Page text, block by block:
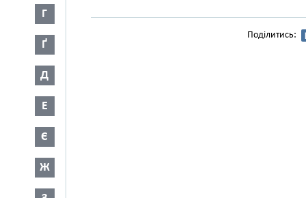
Г
Ґ
Д
Е
Є
Ж
Поділитись: